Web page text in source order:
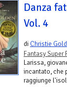
Danza
Vol. 4
di Christie
Fantasy Super
Larissa,
incantato, che
raggiunge